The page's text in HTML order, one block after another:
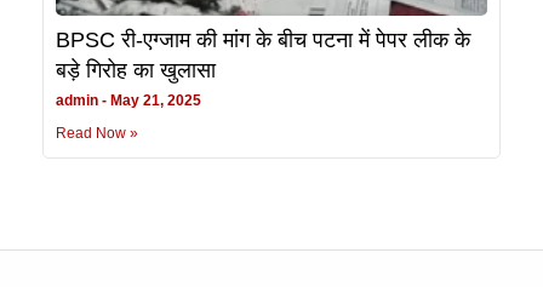
BPSC री-एग्जाम की मांग के बीच पटना में पेपर लीक के
बड़े गिरोह का खुलासा
admin
May 21, 2025
Read Now »